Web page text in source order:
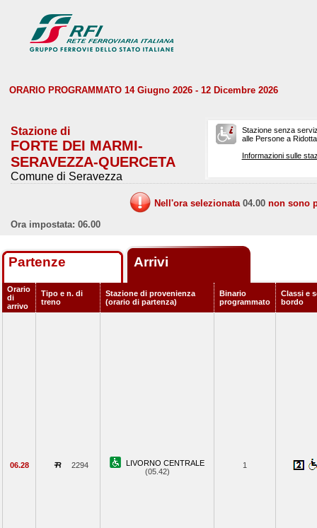
ORARIO PROGRAMMATO 14 Giugno 2026 - 12 Dicembre 2026
Stazione di
FORTE DEI MARMI-
SERAVEZZA-QUERCETA
Comune di Seravezza
Stazione senza
alle Persone a
Informazioni sulle
Nell'ora selezionata 04.00 non sono
Ora impostata: 06.00
Partenze Arrivi
Orario
di
arrivo
Tipo e n. di
treno
Stazione di provenienza
(orario di partenza)
Binario
programmato
Classi e
bordo
06.28 2294
LIVORNO CENTRALE
(05.42)
1